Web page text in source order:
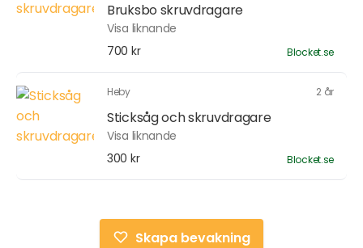
Bruksbo skruvdragare
Visa liknande
700 kr
Blocket.se
Heby 2 år
Sticksåg och skruvdragare
Visa liknande
300 kr
Blocket.se
Skapa bevakning